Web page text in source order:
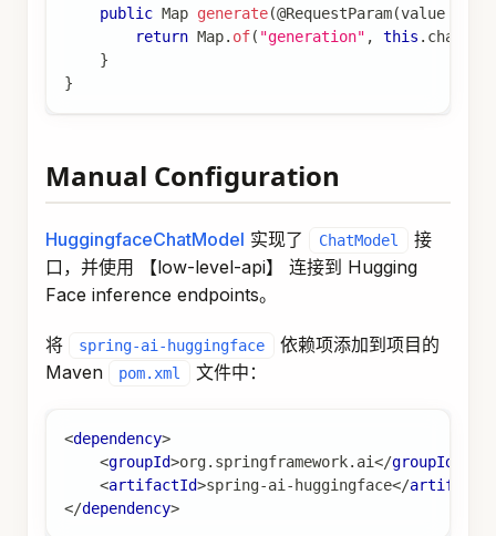
public Map generate(@RequestParam(value
return Map. of( "generation" , this .
}
}
Manual Configuration
HuggingfaceChatModel 实现了 ChatModel
接
口，并使用 【low-level-api】 连接到 Hugging
Face inference endpoints。
将 spring-ai-huggingface
依赖项添加到项目的
Maven
pom.xml 文件中：
<dependency>
<groupId>org.springframework.ai</groupId
<artifactId>spring-ai-huggingface</
</dependency>